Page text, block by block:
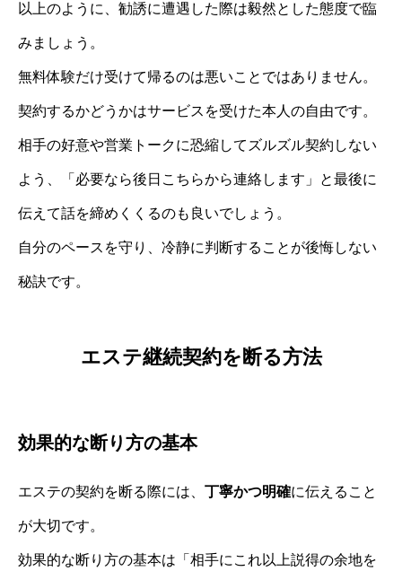
以上のように、勧誘に遭遇した際は毅然とした態度で臨
みましょう。
無料体験だけ受けて帰るのは悪いことではありません。
契約するかどうかはサービスを受けた本人の自由です。
相手の好意や営業トークに恐縮してズルズル契約しない
よう、「必要なら後日こちらから連絡します」と最後に
伝えて話を締めくくるのも良いでしょう。
自分のペースを守り、冷静に判断することが後悔しない
秘訣です。
エステ継続契約を断る方法
効果的な断り方の基本
エステの契約を断る際には、 丁寧かつ明確に伝えること
が大切です。
効果的な断り方の基本は「相手にこれ以上説得の余地を